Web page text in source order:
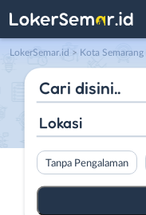
LokerSemar.id > Kota Semarang
Lokasi
Tanpa Pengalaman